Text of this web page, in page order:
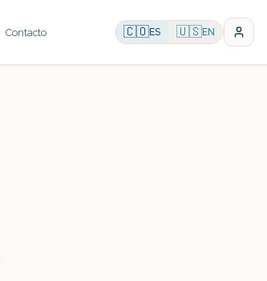
Contacto 🇨🇴ES 🇺🇸EN